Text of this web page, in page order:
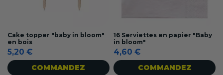
Cake topper "baby in bloom"
en bois
5,20 €
COMMANDEZ
16 Serviettes en papier "Baby
in bloom"
4,60 €
COMMANDEZ